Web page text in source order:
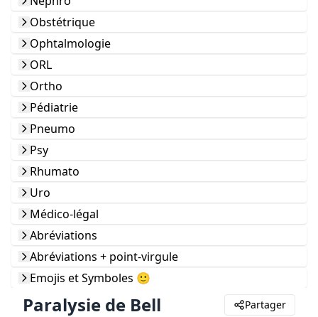
Obstétrique
Ophtalmologie
ORL
Ortho
Pédiatrie
Pneumo
Psy
Rhumato
Uro
Médico-légal
Abréviations
Abréviations + point-virgule
Emojis et Symboles 🙂
Paralysie de Bell Partager